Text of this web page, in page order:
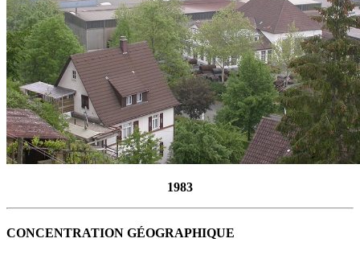
1983
CONCENTRATION GÉOGRAPHIQUE